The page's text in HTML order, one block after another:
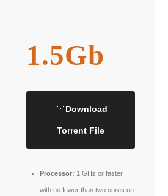
1.5Gb
Download
Torrent File
Processor: 1 GHz or faster
with no fewer than two cores on